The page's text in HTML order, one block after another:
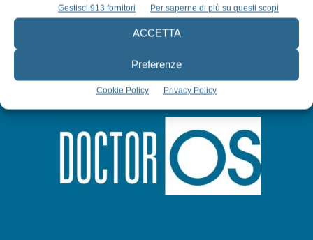
Gestisci 913 fornitori Per saperne di più su questi scopi
ACCETTA
Preferenze
Cookie Policy Privacy Policy